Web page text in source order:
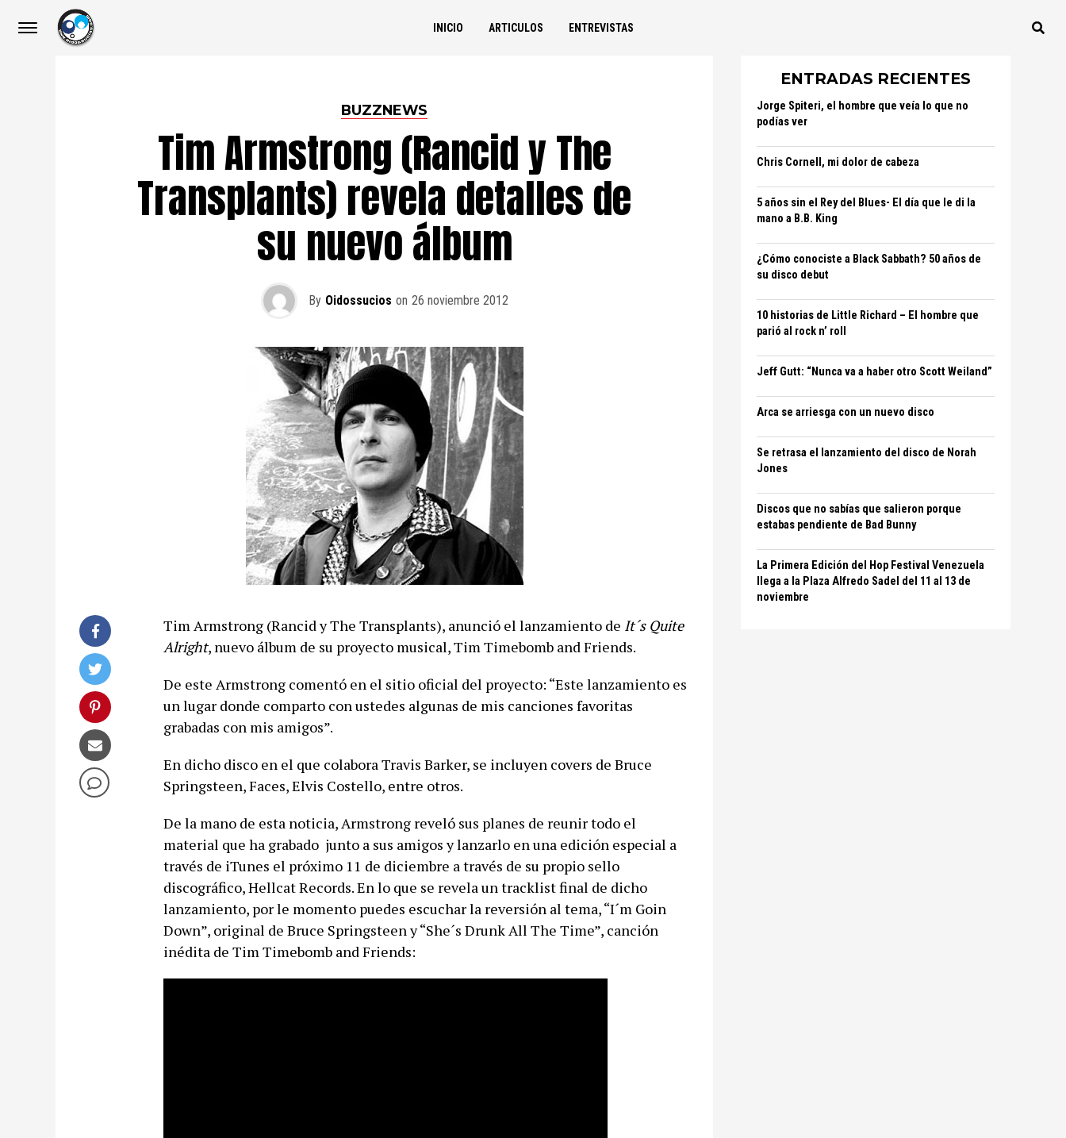
INICIO ARTICULOS ENTREVISTAS
BUZZNEWS
Tim Armstrong (Rancid y The
Transplants) revela detalles de
su nuevo álbum
By Oidossucios on 26 noviembre 2012
Tim Armstrong (Rancid y The Transplants), anunció el lanzamiento de It´s Quite
Alright, nuevo álbum de su proyecto musical, Tim Timebomb and Friends.
De este Armstrong comentó en el sitio oficial del proyecto: “Este lanzamiento es
un lugar donde comparto con ustedes algunas de mis canciones favoritas
grabadas con mis amigos”.
En dicho disco en el que colabora Travis Barker, se incluyen covers de Bruce
Springsteen, Faces, Elvis Costello, entre otros.
De la mano de esta noticia, Armstrong reveló sus planes de reunir todo el
material que ha grabado junto a sus amigos y lanzarlo en una edición especial a
través de iTunes el próximo 11 de diciembre a través de su propio sello
discográfico, Hellcat Records. En lo que se revela un tracklist final de dicho
lanzamiento, por le momento puedes escuchar la reversión al tema, “I´m Goin
Down”, original de Bruce Springsteen y “She´s Drunk All The Time”, canción
inédita de Tim Timebomb and Friends:
ENTRADAS RECIENTES
Jorge Spiteri, el hombre que veía lo que no
podías ver
Chris Cornell, mi dolor de cabeza
5 años sin el Rey del Blues- El día que le di la
mano a B.B. King
¿Cómo conociste a Black Sabbath? 50 años de
su disco debut
10 historias de Little Richard – El hombre que
parió al rock n’ roll
Jeff Gutt: “Nunca va a haber otro Scott Weiland”
Arca se arriesga con un nuevo disco
Se retrasa el lanzamiento del disco de Norah
Jones
Discos que no sabías que salieron porque
estabas pendiente de Bad Bunny
La Primera Edición del Hop Festival Venezuela
llega a la Plaza Alfredo Sadel del 11 al 13 de
noviembre